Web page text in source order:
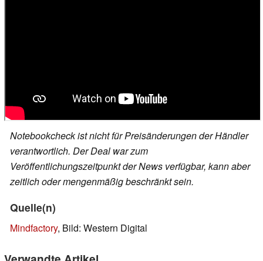
Notebookcheck ist nicht für Preisänderungen der Händler
verantwortlich. Der Deal war zum
Veröffentlichungszeitpunkt der News verfügbar, kann aber
zeitlich oder mengenmäßig beschränkt sein.
Quelle(n)
Mindfactory, Bild: Western Digital